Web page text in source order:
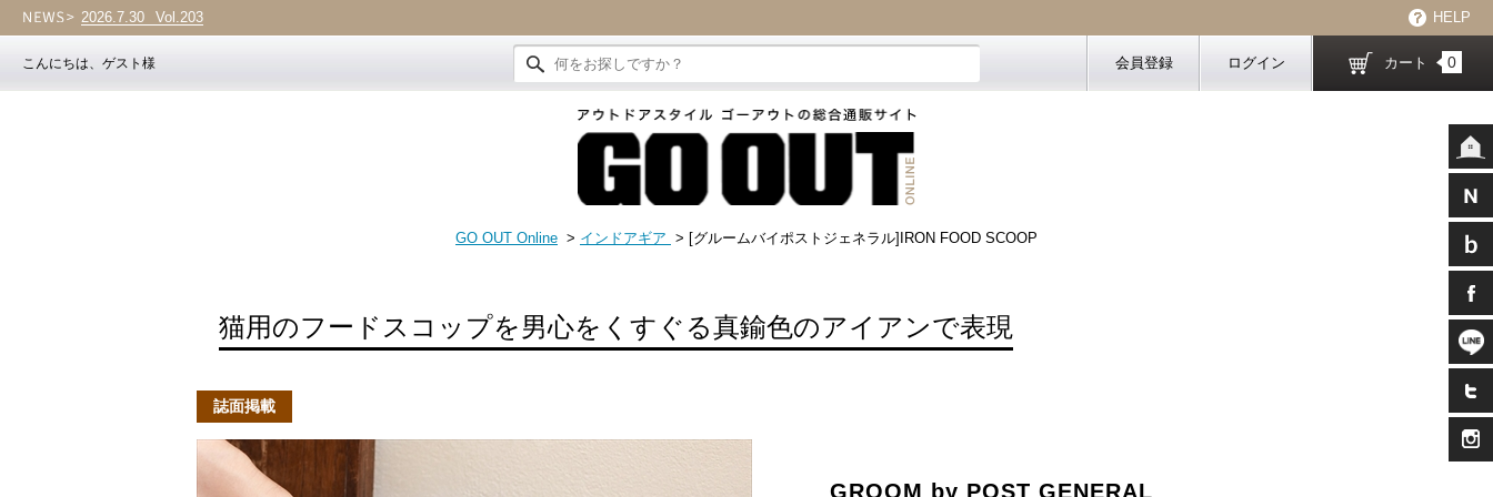
2026.7.30 Vol.203 HELP
こんにちは、ゲスト様 会員登録 ログイン カート 0
GO OUT Online > インドアギア > [グルームバイポストジェネラル]IRON FOOD SCOOP
猫用のフードスコップを男心をくすぐる真鍮色のアイアンで表現
誌面掲載
GROOM by POST GENERAL